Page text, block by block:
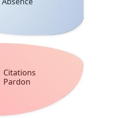
Citations
Pardon